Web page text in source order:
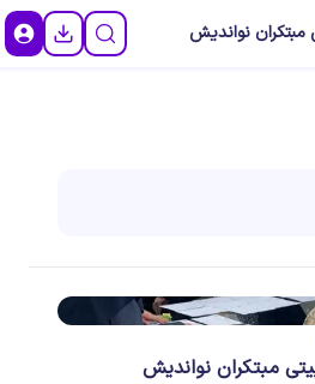
نواندیش
مبتکران نواندیش